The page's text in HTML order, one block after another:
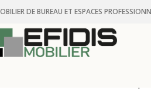
DE BUREAU ET ESPACES